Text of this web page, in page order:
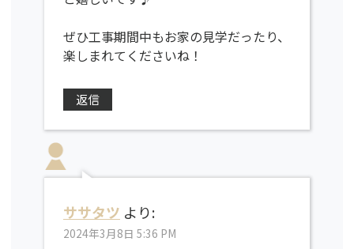
ぜひ工事期間中もお家の見学だったり、
楽しまれてくださいね！
返信
ササタツ より:
2024年3月8日 5:36 PM